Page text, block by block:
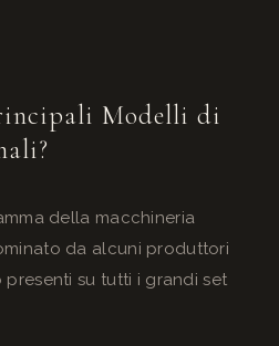
Modelli di
della macchineria
da alcuni produttori
su tutti i grandi set